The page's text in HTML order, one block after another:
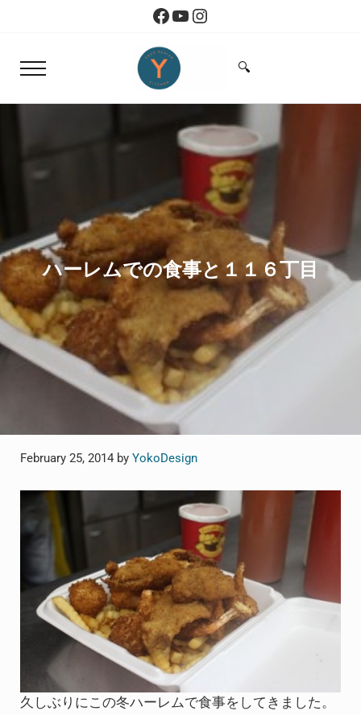
Skip to header right navigationFacebook
YouTube
Instagram
Menu
Yoko Design Kitchen
Search...
🔍
ハーレムでの食事と１１６丁目
February 25, 2014 by YokoDesign
久しぶりにこの冬ハーレムで食事をしてきました。